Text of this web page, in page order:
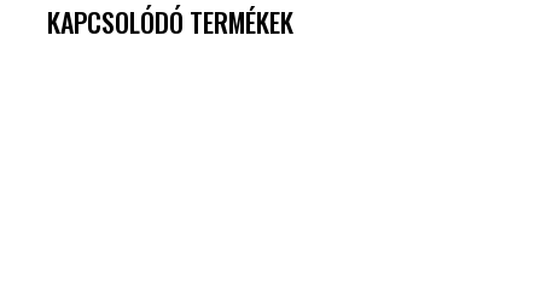
KAPCSOLÓDÓ TERMÉKEK